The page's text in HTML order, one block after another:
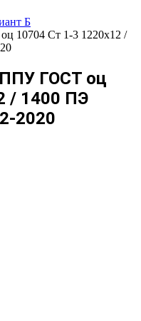
Б
10704 Ст 1-3 1220x12 /
ГОСТ оц
/ 1400 ПЭ
2020